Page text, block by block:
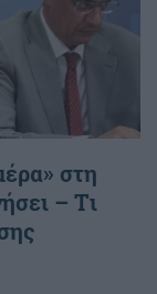
στη
– Tι